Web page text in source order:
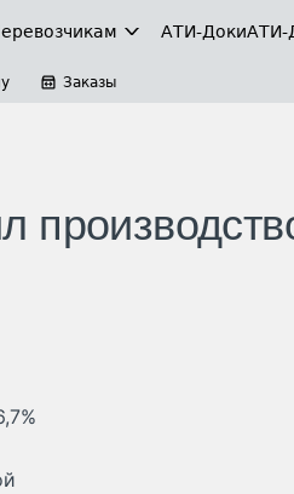
АТИ-ДокиАТИ-
Заказы